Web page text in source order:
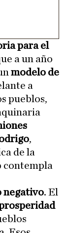
para el
a un año
modelo de
a
pueblos,
,
de la
contempla
negativo. El